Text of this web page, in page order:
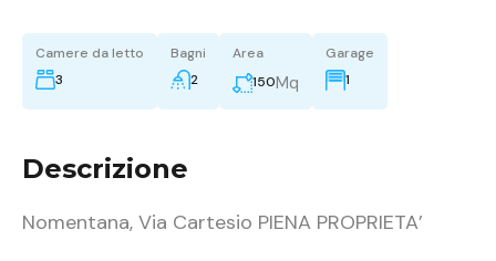
Camere da letto
3
Bagni
2
Area
150Mq
Garage
1
Descrizione
Nomentana, Via Cartesio PIENA PROPRIETA’